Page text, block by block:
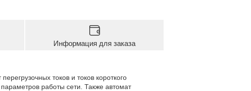
Информация для заказа
токов и токов короткого
работы сети. Также автомат